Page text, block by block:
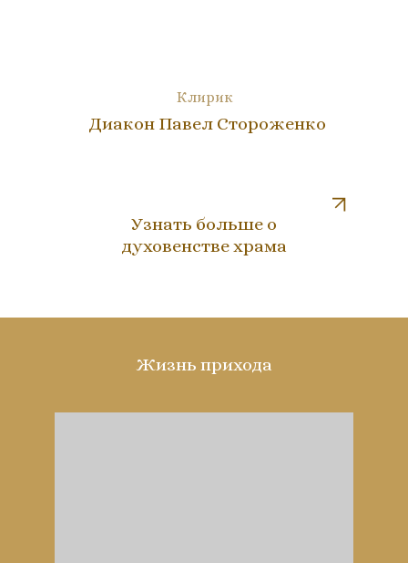
Клирик
Диакон Павел Стороженко
Узнать больше о
духовенстве храма
Жизнь прихода